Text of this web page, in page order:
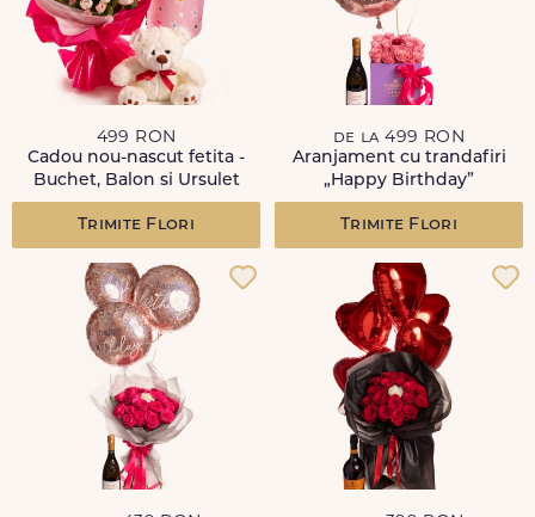
499 RON
Cadou nou-nascut fetita -
Buchet, Balon si Ursulet
Trimite Flori
de la 499 RON
Aranjament cu trandafiri
„Happy Birthday”
Trimite Flori